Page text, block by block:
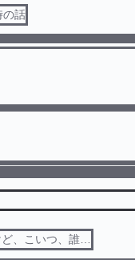
の話
、こいつ、誰…